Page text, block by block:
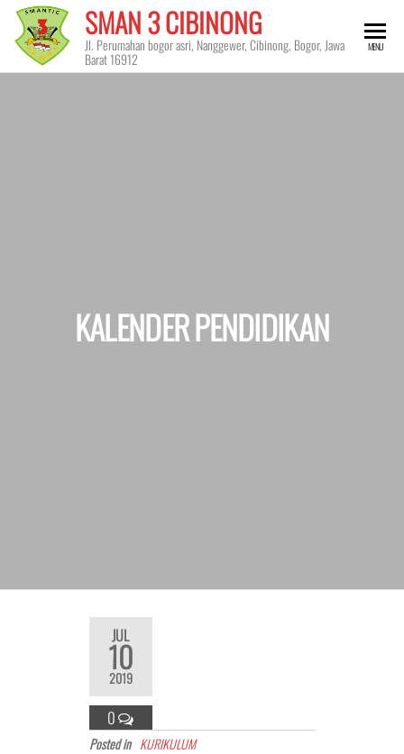
Skip
SMAN 3 CIBINONG
Jl. Perumahan bogor asri, Nanggewer, Cibinong, Bogor, Jawa
Barat 16912
MENU
KALENDER PENDIDIKAN
JUL
10
2019
0
Posted in KURIKULUM